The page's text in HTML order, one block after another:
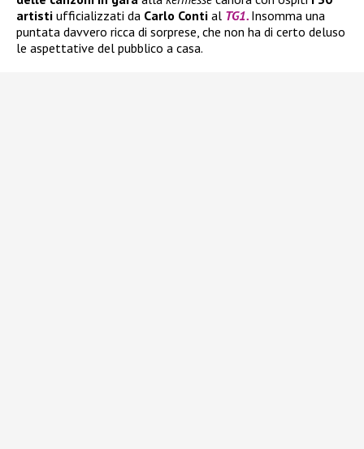
artisti ufficializzati da Carlo Conti al TG1. Insomma una
puntata davvero ricca di sorprese, che non ha di certo deluso
le aspettative del pubblico a casa.